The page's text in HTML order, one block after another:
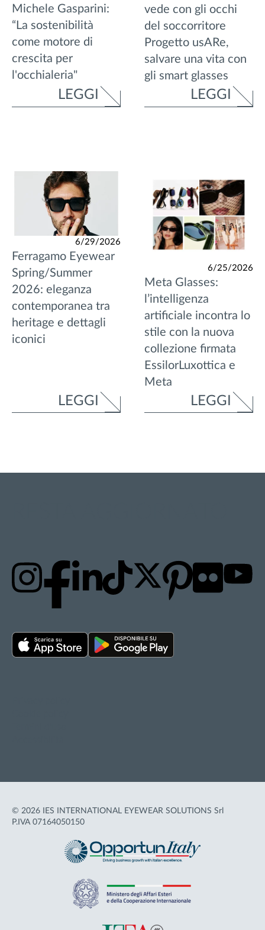
Michele Gasparini:
“La sostenibilità
come motore di
crescita per
l'occhialeria"
LEGGI
vede con gli occhi
del soccorritore
Progetto usARe,
salvare una vita con
gli smart glasses
LEGGI
6/29/2026
Ferragamo Eyewear
Spring/Summer
2026: eleganza
contemporanea tra
heritage e dettagli
iconici
LEGGI
6/25/2026
Meta Glasses:
l’intelligenza
artificiale incontra lo
stile con la nuova
collezione firmata
EssilorLuxottica e
Meta
LEGGI
© 2026 IES INTERNATIONAL EYEWEAR SOLUTIONS Srl
P.IVA 07164050150